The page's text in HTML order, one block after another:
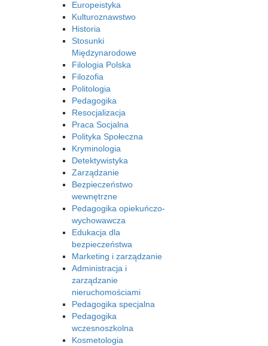
Europeistyka
Kulturoznawstwo
Historia
Stosunki
Międzynarodowe
Filologia Polska
Filozofia
Politologia
Pedagogika
Resocjalizacja
Praca Socjalna
Polityka Społeczna
Kryminologia
Detektywistyka
Zarządzanie
Bezpieczeństwo
wewnętrzne
Pedagogika opiekuńczo-
wychowawcza
Edukacja dla
bezpieczeństwa
Marketing i zarządzanie
Administracja i
zarządzanie
nieruchomościami
Pedagogika specjalna
Pedagogika
wczesnoszkolna
Kosmetologia